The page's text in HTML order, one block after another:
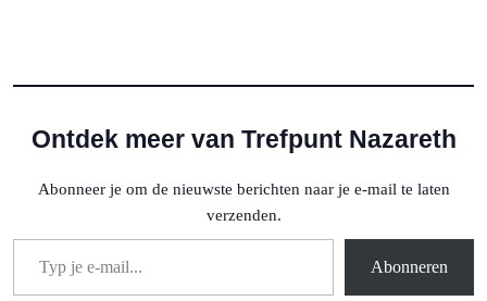
Ontdek meer van Trefpunt Nazareth
Abonneer je om de nieuwste berichten naar je e-mail te laten
verzenden.
Typ je e-mail...
Abonneren